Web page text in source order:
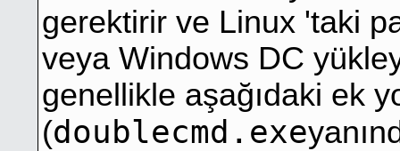
gerektirir ve Linux 'taki
veya Windows DC
genellikle aşağıdaki ek
(doublecmd.exe